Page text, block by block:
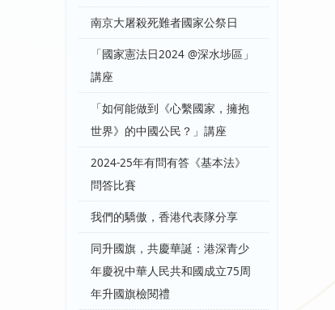
南京大屠殺死難者國家公祭日
「國家憲法日2024 @深水埗區」
講座
「如何能做到《心繫國家，擁抱
世界》的中國公民？」講座
2024-25年有問有答《基本法》
問答比賽
我們的驕傲，香港代表隊分享
同升國旗，共慶華誕：港深青少
年慶祝中華人民共和國成立75周
年升國旗檢閱禮